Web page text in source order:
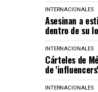
INTERNACIONALES
Asesinan a
dentro de su
INTERNACIONALES
Cárteles de
de 'influencers'
INTERNACIONALES